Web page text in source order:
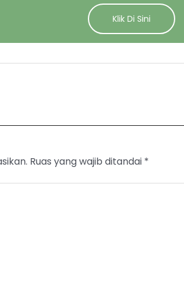
Klik Di Sini
Ruas yang wajib ditandai *